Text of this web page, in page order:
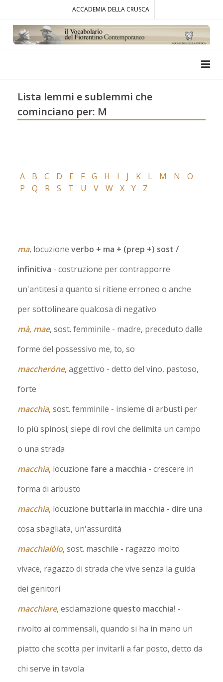
ACCADEMIA DELLA CRUSCA
Lista lemmi e sublemmi che
cominciano per: M
A B C D E F G H I J K L M N
O
P
Q R S T U V W X Y Z
ma, locuzione verbo + ma + (prep +) sost /
infinitiva - costruzione per contrapporre
un'antitesi a quanto si ritiene erroneo o anche
per sottolineare qualcosa di negativo
mà, mae, sost. femminile - madre, preceduto dalle
forme del possessivo me, to, so
maccheróne, aggettivo - detto del vino, pastoso,
forte
macchia, sost. femminile - insieme di arbusti per
lo più spinosi; siepe di rovi che delimita un campo
o una strada
macchia, locuzione fare a macchia - crescere in
forma di arbusto
macchia, locuzione buttarla in macchia - dire una
cosa sbagliata, un'assurdità
macchiaiòlo, sost. maschile - ragazzo molto
vivace, ragazzo di strada che vive senza la guida
dei genitori
macchiare, esclamazione questo macchia! -
rivolto ai commensali, quando si ha in mano un
piatto che scotta per invitarli a far posto, detto da
chi serve in tavola